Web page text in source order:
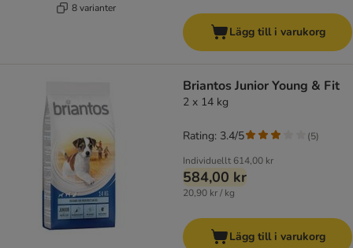
8 varianter
Lägg till i varukorg
Briantos Junior Young & Fit
2 x 14 kg
Individuellt 614,00 kr
584,00 kr
20,90 kr / kg
Rating: 3.4/5 (5)
Lägg till i varukorg